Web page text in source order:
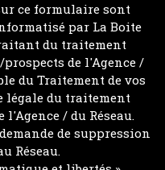
ce formulaire sont
par La Boite
du traitement
de l'Agence /
du Traitement de vos
légale du traitement
/ du Réseau.
de suppression
Réseau.